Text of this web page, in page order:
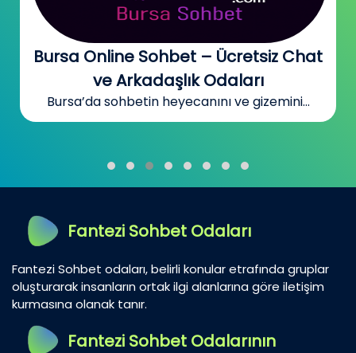
Bursa Online Sohbet – Ücretsiz Chat
ve Arkadaşlık Odaları
Bursa’da sohbetin heyecanını ve gizemini...
Fantezi Sohbet Odaları
Fantezi Sohbet odaları, belirli konular etrafında gruplar
oluşturarak insanların ortak ilgi alanlarına göre iletişim
kurmasına olanak tanır.
Fantezi Sohbet Odalarının